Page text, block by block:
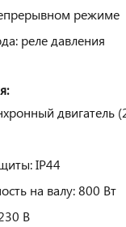
режиме
реле давления
двигатель
IP44
на валу: 800 Вт
В